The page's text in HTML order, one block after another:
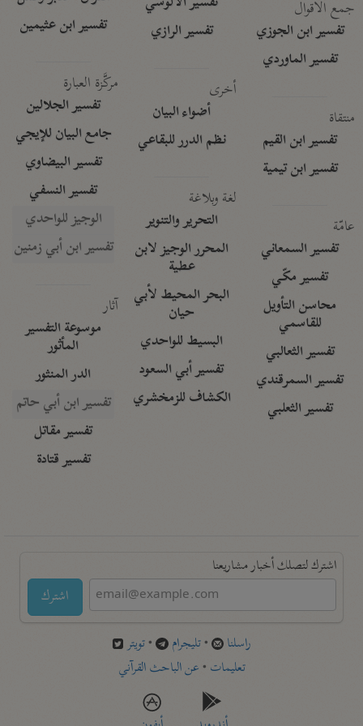
جمع الأقوال
تفسير ابن الجوزي
تفسير الماوردي
منتقاة
تفسير ابن القيم
تفسير ابن تيمية
عامّة
تفسير السمعاني
تفسير مكّي
محاسن التأويل
للقاسمي
تفسير الثعالبي
تفسير السمرقندي
تفسير الثعلبي
تفسير الرازي
أخرى
أضواء البيان
نظم الدرر للبقاعي
لغة وبلاغة
التحرير والتنوير
المحرر الوجيز لابن
عطية
البحر المحيط لأبي
حيان
البسيط للواحدي
تفسير أبي السعود
الكشاف للزمخشري
تفسير ابن عثيمين
مركَّزة العبارة
تفسير الجلالين
جامع البيان للإيجي
تفسير البيضاوي
تفسير النسفي
الوجيز للواحدي
تفسير ابن أبي زمنين
آثار
موسوعة التفسير
المأثور
الدر المنثور
تفسير ابن أبي حاتم
تفسير مقاتل
تفسير قتادة
اشترك لتصلك أخبار مشاريعنا
اشترك
راسلنا •تليجرام •تويتر
تعليمات •عن الباحث القرآني